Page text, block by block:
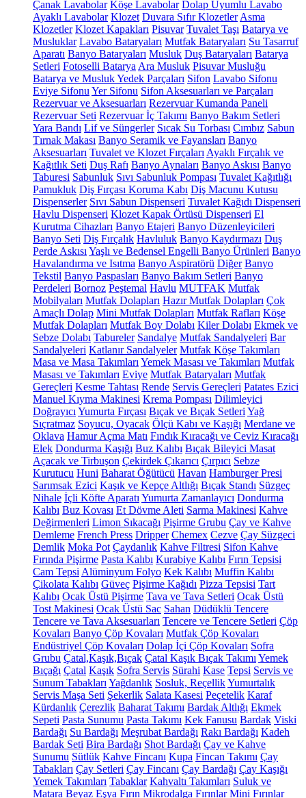
Çanak Lavabolar Köşe Lavabolar Dolap Uyumlu Lavabo
Ayaklı Lavabolar Klozet Duvara Sıfır Klozetler Asma
Klozetler Klozet Kapakları Pisuvar Tuvalet Taşı Batarya ve
Musluklar Lavabo Bataryaları Mutfak Bataryaları Su Tasarruf
Aparatı Banyo Bataryaları Musluk Duş Bataryaları Batarya
Setleri Fotoselli Batarya Ara Musluk Pisuvar Musluğu
Batarya ve Musluk Yedek Parçaları Sifon Lavabo Sifonu
Eviye Sifonu Yer Sifonu Sifon Aksesuarları ve Parçaları
Rezervuar ve Aksesuarları Rezervuar Kumanda Paneli
Rezervuar Seti Rezervuar İç Takımı Banyo Bakım Setleri
Yara Bandı Lif ve Süngerler Sıcak Su Torbası Cımbız Sabun
Tırnak Makası Banyo Seramik ve Fayansları Banyo
Aksesuarları Tuvalet ve Klozet Fırçaları Ayaklı Fırçalık ve
Kağıtlık Seti Duş Rafı Banyo Aynaları Banyo Askısı Banyo
Taburesi Sabunluk Sıvı Sabunluk Pompası Tuvalet Kağıtlığı
Pamukluk Diş Fırçası Koruma Kabı Diş Macunu Kutusu
Dispenserler Sıvı Sabun Dispenseri Tuvalet Kağıdı Dispenseri
Havlu Dispenseri Klozet Kapak Örtüsü Dispenseri El
Kurutma Cihazları Banyo Etajeri Banyo Düzenleyicileri
Banyo Seti Diş Fırçalık Havluluk Banyo Kaydırmazı Duş
Perde Askısı Yaşlı ve Bedensel Engelli Banyo Ürünleri Banyo
Havalandırma ve Isıtma Banyo Aspiratörü Diğer Banyo
Tekstil Banyo Paspasları Banyo Bakım Setleri Banyo
Perdeleri Bornoz Peştemal Havlu MUTFAK Mutfak
Mobilyaları Mutfak Dolapları Hazır Mutfak Dolapları Çok
Amaçlı Dolap Mini Mutfak Dolapları Mutfak Rafları Köşe
Mutfak Dolapları Mutfak Boy Dolabı Kiler Dolabı Ekmek ve
Sebze Dolabı Tabureler Sandalye Mutfak Sandalyeleri Bar
Sandalyeleri Katlanır Sandalyeler Mutfak Köşe Takımları
Masa ve Masa Takımları Yemek Masası ve Takımları Mutfak
Masası ve Takımları Eviye Mutfak Bataryaları Mutfak
Gereçleri Kesme Tahtası Rende Servis Gereçleri Patates Ezici
Manuel Kıyma Makinesi Krema Pompası Dilimleyici
Doğrayıcı Yumurta Fırçası Bıçak ve Bıçak Setleri Yağ
Sıçratmaz Soyucu, Oyacak Ölçü Kabı ve Kaşığı Merdane ve
Oklava Hamur Açma Matı Fındık Kıracağı ve Ceviz Kıracağı
Elek Dondurma Kaşığı Buz Kalıbı Bıçak Bileyici Masat
Açacak ve Tirbuşon Çekirdek Çıkarıcı Çırpıcı Sebze
Kurutucu Huni Baharat Öğütücü Havan Hamburger Presi
Sarımsak Ezici Kaşık ve Kepçe Altlığı Bıçak Standı Süzgeç
Nihale İçli Köfte Aparatı Yumurta Zamanlayıcı Dondurma
Kalıbı Buz Kovası Et Dövme Aleti Sarma Makinesi Kahve
Değirmenleri Limon Sıkacağı Pişirme Grubu Çay ve Kahve
Demleme French Press Dripper Chemex Cezve Çay Süzgeci
Demlik Moka Pot Çaydanlık Kahve Filtresi Sifon Kahve
Fırında Pişirme Pasta Kalıbı Kurabiye Kalıbı Fırın Tepsisi
Cam Tepsi Alüminyum Folyo Kek Kalıbı Muffin Kalıbı
Çikolata Kalıbı Güveç Pişirme Kağıdı Pizza Tepsisi Tart
Kalıbı Ocak Üstü Pişirme Tava ve Tava Setleri Ocak Üstü
Tost Makinesi Ocak Üstü Sac Sahan Düdüklü Tencere
Tencere ve Tava Aksesuarları Tencere ve Tencere Setleri Çöp
Kovaları Banyo Çöp Kovaları Mutfak Çöp Kovaları
Endüstriyel Çöp Kovaları Dolap İçi Çöp Kovaları Sofra
Grubu Çatal,Kaşık,Bıçak Çatal Kaşık Bıçak Takımı Yemek
Bıçağı Çatal Kaşık Sofra Servis Sürahi Kase Tepsi Servis ve
Sunum Tabakları Yağdanlık Sosluk, ReçellikYumurtalık
Servis Maşa Seti Şekerlik Salata Kasesi Peçetelik Karaf
Kürdanlık Çerezlik Baharat Takımı Bardak Altlığı Ekmek
Sepeti Pasta Sunumu Pasta Takımı Kek Fanusu Bardak Viski
Bardağı Su Bardağı Meşrubat Bardağı Rakı Bardağı Kadeh
Bardak Seti Bira Bardağı Shot Bardağı Çay ve Kahve
Sunumu Sütlük Kahve Fincanı Kupa Fincan Takımı Çay
Tabakları Çay Setleri Çay Fincanı Çay Bardağı Çay Kaşığı
Yemek Takımları Tabaklar Kahvaltı Takımları Suluk ve
Matara Beyaz Eşya Fırın Mikrodalga Fırınlar Mini Fırınlar